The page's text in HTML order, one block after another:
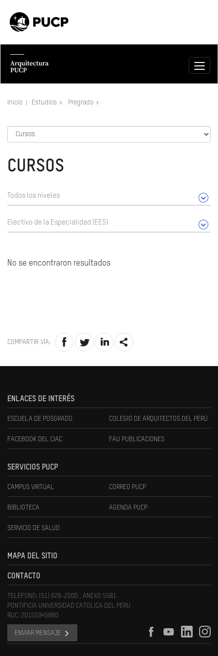
Inicio Estudios Pregrado
CURSOS
Todos los niveles
Electivo de la Especialidad (EES)
No se encontraron resultados
COMPARTIR VÍA:
ENLACES DE INTERÉS
ESCUELA DE POSGRADO COLEGIO DE ARQUITECTOS DEL PERÚ
FACEBOOK DEL CIAC FAU PUBLICACIONES
SERVICIOS PUCP
CAMPUS VIRTUAL CORREO PUCP
BIBLIOTECA AGENDA PUCP
SERVICIO DE SALUD
MAPA DEL SITIO
CONTACTO
TELÉFONO: (51) 626-2000 , ANEXO 5581
PONTIFICIA UNIVERSIDAD CATOLICA DEL PERU
RUC: 20155945860
ENVIAR MENSAJE